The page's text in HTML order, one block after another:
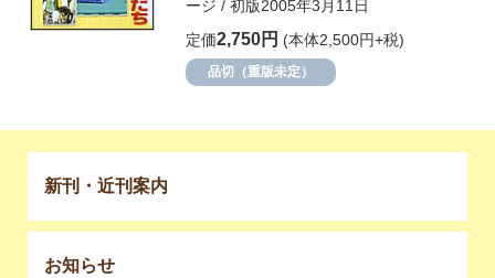
ージ / 初版2005年3月11日
定価2,750円 (本体2,500円+税)
品切（重版未定）
新刊・近刊案内
お知らせ